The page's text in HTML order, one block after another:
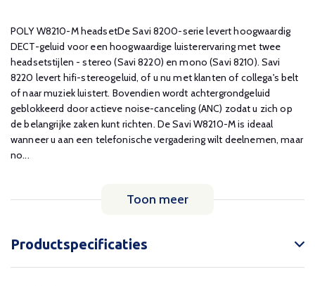
POLY W8210-M headsetDe Savi 8200-serie levert hoogwaardig
DECT-geluid voor een hoogwaardige luisterervaring met twee
headsetstijlen - stereo (Savi 8220) en mono (Savi 8210). Savi
8220 levert hifi-stereogeluid, of u nu met klanten of collega's belt
of naar muziek luistert. Bovendien wordt achtergrondgeluid
geblokkeerd door actieve noise-canceling (ANC) zodat u zich op
de belangrijke zaken kunt richten. De Savi W8210-M is ideaal
wanneer u aan een telefonische vergadering wilt deelnemen, maar
no...
Toon meer
Productspecificaties